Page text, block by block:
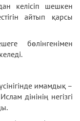
келісіп шешкен
айтып қарсы
бөлінгенімен
имамдық –
дінінің негізгі